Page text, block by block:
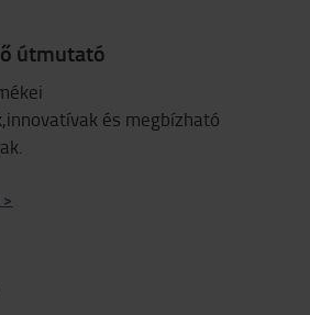
útmutató
és megbízható